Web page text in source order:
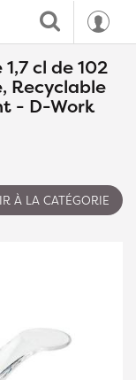
cl de 102
Recyclable
- D-Work
À LA CATÉGORIE